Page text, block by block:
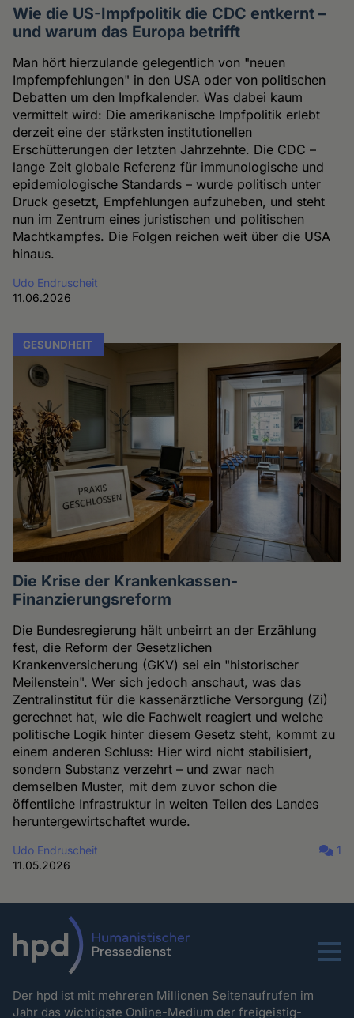
Wie die US-Impfpolitik die CDC entkernt –
und warum das Europa betrifft
Man hört hierzulande gelegentlich von "neuen
Impfempfehlungen" in den USA oder von politischen
Debatten um den Impfkalender. Was dabei kaum
vermittelt wird: Die amerikanische Impfpolitik erlebt
derzeit eine der stärksten institutionellen
Erschütterungen der letzten Jahrzehnte. Die CDC –
lange Zeit globale Referenz für immunologische und
epidemiologische Standards – wurde politisch unter
Druck gesetzt, Empfehlungen aufzuheben, und steht
nun im Zentrum eines juristischen und politischen
Machtkampfes. Die Folgen reichen weit über die USA
hinaus.
Udo Endruscheit
11.06.2026
GESUNDHEIT
Die Krise der Krankenkassen-
Finanzierungsreform
Die Bundesregierung hält unbeirrt an der Erzählung
fest, die Reform der Gesetzlichen
Krankenversicherung (GKV) sei ein "historischer
Meilenstein". Wer sich jedoch anschaut, was das
Zentralinstitut für die kassenärztliche Versorgung (Zi)
gerechnet hat, wie die Fachwelt reagiert und welche
politische Logik hinter diesem Gesetz steht, kommt zu
einem anderen Schluss: Hier wird nicht stabilisiert,
sondern Substanz verzehrt – und zwar nach
demselben Muster, mit dem zuvor schon die
öffentliche Infrastruktur in weiten Teilen des Landes
heruntergewirtschaftet wurde.
Udo Endruscheit
11.05.2026
1
Menu
Der hpd ist mit mehreren Millionen Seitenaufrufen im
Jahr das wichtigste Online-Medium der freigeistig-